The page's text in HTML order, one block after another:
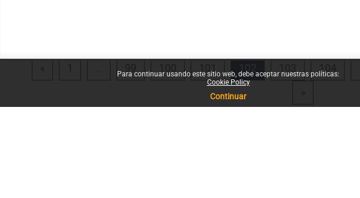
Para continuar usando este sitio web, debe aceptar nuestras políticas:
Cookie Policy
Continuar
Página 99 Página 100
101Página 101
102 Página 103
104